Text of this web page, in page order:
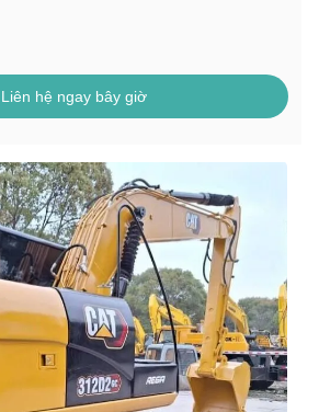
Liên hệ ngay bây giờ